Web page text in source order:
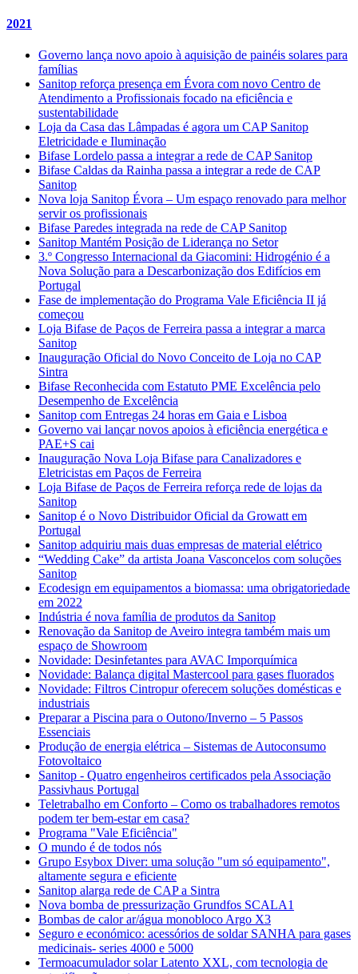
2021
Governo lança novo apoio à aquisição de painéis solares para
famílias
Sanitop reforça presença em Évora com novo Centro de
Atendimento a Profissionais focado na eficiência e
sustentabilidade
Loja da Casa das Lâmpadas é agora um CAP Sanitop
Eletricidade e Iluminação
Bifase Lordelo passa a integrar a rede de CAP Sanitop
Bifase Caldas da Rainha passa a integrar a rede de CAP
Sanitop
Nova loja Sanitop Évora – Um espaço renovado para melhor
servir os profissionais
Bifase Paredes integrada na rede de CAP Sanitop
Sanitop Mantém Posição de Liderança no Setor
3.º Congresso Internacional da Giacomini: Hidrogénio é a
Nova Solução para a Descarbonização dos Edifícios em
Portugal
Fase de implementação do Programa Vale Eficiência II já
começou
Loja Bifase de Paços de Ferreira passa a integrar a marca
Sanitop
Inauguração Oficial do Novo Conceito de Loja no CAP
Sintra
Bifase Reconhecida com Estatuto PME Excelência pelo
Desempenho de Excelência
Sanitop com Entregas 24 horas em Gaia e Lisboa
Governo vai lançar novos apoios à eficiência energética e
PAE+S cai
Inauguração Nova Loja Bifase para Canalizadores e
Eletricistas em Paços de Ferreira
Loja Bifase de Paços de Ferreira reforça rede de lojas da
Sanitop
Sanitop é o Novo Distribuidor Oficial da Growatt em
Portugal
Sanitop adquiriu mais duas empresas de material elétrico
“Wedding Cake” da artista Joana Vasconcelos com soluções
Sanitop
Ecodesign em equipamentos a biomassa: uma obrigatoriedade
em 2022
Indústria é nova família de produtos da Sanitop
Renovação da Sanitop de Aveiro integra também mais um
espaço de Showroom
Novidade: Desinfetantes para AVAC Imporquímica
Novidade: Balança digital Mastercool para gases fluorados
Novidade: Filtros Cintropur oferecem soluções domésticas e
industriais
Preparar a Piscina para o Outono/Inverno – 5 Passos
Essenciais
Produção de energia elétrica – Sistemas de Autoconsumo
Fotovoltaico
Sanitop - Quatro engenheiros certificados pela Associação
Passivhaus Portugal
Teletrabalho em Conforto – Como os trabalhadores remotos
podem ter bem-estar em casa?
Programa "Vale Eficiência"
O mundo é de todos nós
Grupo Esybox Diver: uma solução "um só equipamento",
altamente segura e eficiente
Sanitop alarga rede de CAP a Sintra
Nova bomba de pressurização Grundfos SCALA1
Bombas de calor ar/água monobloco Argo X3
Seguro e económico: acessórios de soldar SANHA para gases
medicinais- series 4000 e 5000
Termoacumulador solar Latento XXL, com tecnologia de